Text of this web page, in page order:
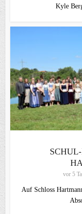
Kyle
vor 5
Auf Schloss